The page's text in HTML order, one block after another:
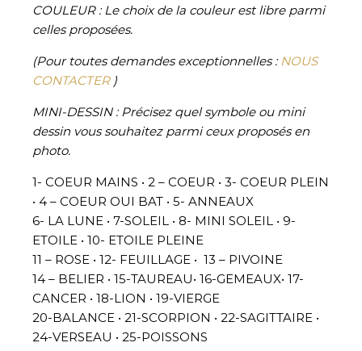
COULEUR :Le choix de la couleur est libre parmi
celles proposées.
(Pour toutes demandes exceptionnelles :NOUS
CONTACTER)
MINI-DESSIN : Précisez quel symbole ou mini
dessin vous souhaitez parmi ceux proposés en
photo.
1- COEUR MAINS • 2 – COEUR • 3- COEUR PLEIN
• 4 – COEUR OUI BAT • 5- ANNEAUX
6- LA LUNE • 7-SOLEIL • 8- MINI SOLEIL • 9-
ETOILE • 10- ETOILE PLEINE
11 – ROSE • 12- FEUILLAGE • 13 – PIVOINE
14 – BELIER • 15-TAUREAU• 16-GEMEAUX• 17-
CANCER • 18-LION • 19-VIERGE
20-BALANCE • 21-SCORPION • 22-SAGITTAIRE •
24-VERSEAU • 25-POISSONS